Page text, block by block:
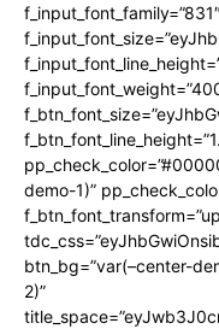
f_input_font_family=”831″
demo-1)”
btn_bg=”var(–center-
2)”